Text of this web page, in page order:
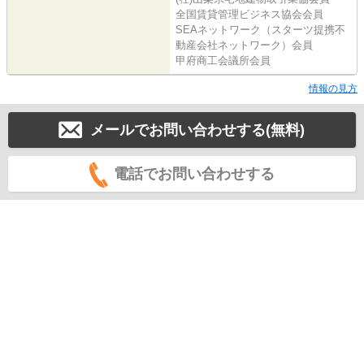
全国賃貸管理ビジネス協会会員
SEAネットワーク（スターツ提携不
動産会社ネットワーク）会員
甲府商工会議所会員
情報の見方
メールでお問い合わせする(無料)
電話でお問い合わせする